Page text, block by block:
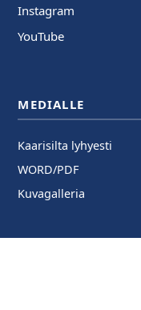
Instagram
YouTube
MEDIALLE
Kaarisilta lyhyesti
WORD/PDF
Kuvagalleria